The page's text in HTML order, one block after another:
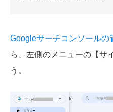
Googleサーチコンソールの
ら、左側のメニューの【サ
う。